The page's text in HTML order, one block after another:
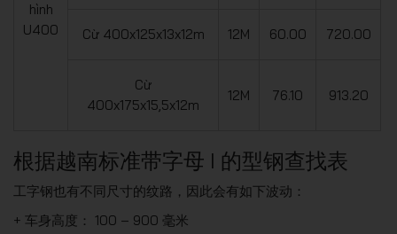
hình
U400
Cừ 400x125x13x12m 12M 60.00 720.00
Cừ
400x175x15,5x12m
12M 76.10 913.20
根据越南标准带字母 I 的型钢查找表
工字钢也有不同尺寸的纹路，因此会有如下波动：
+ 车身高度： 100 – 900 毫米